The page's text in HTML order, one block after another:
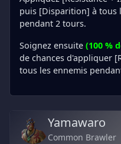
puis [Disparition] à tous
pendant 2 tours.
Soignez ensuite (100 %
de chances d'appliquer
tous les ennemis
Yamawaro
Common Brawler